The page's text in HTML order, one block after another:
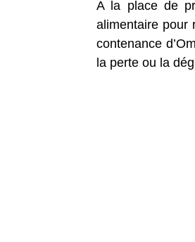
A la place de
alimentaire pour
contenance
la perte ou la